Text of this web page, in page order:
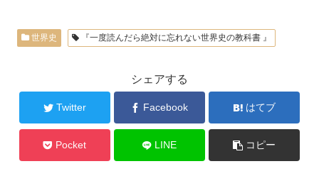
世界史 『一度読んだら絶対に忘れない世界史の教科書 』
シェアする
Twitter Facebook はてブ
Pocket LINE コピー